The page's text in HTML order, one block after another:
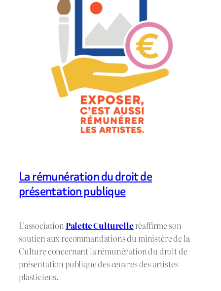
La rémunération du droit de
présentation publique
L’association Palette Culturelleréaffirme son
soutien aux recommandations du ministère de la
Culture concernant la rémunération du droit de
présentation publique des œuvres des artistes
plasticiens.